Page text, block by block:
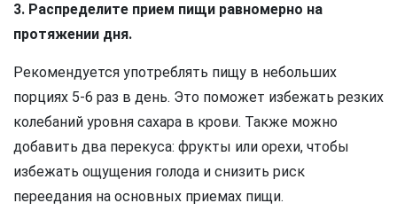
3. Распределите прием пищи равномерно на
протяжении дня.
Рекомендуется употреблять пищу в небольших
порциях 5-6 раз в день. Это поможет избежать резких
колебаний уровня сахара в крови. Также можно
добавить два перекуса: фрукты или орехи, чтобы
избежать ощущения голода и снизить риск
переедания на основных приемах пищи.